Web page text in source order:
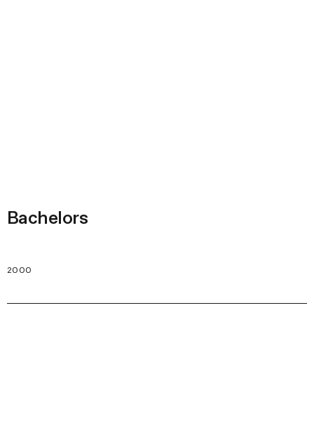
Bachelors
2000